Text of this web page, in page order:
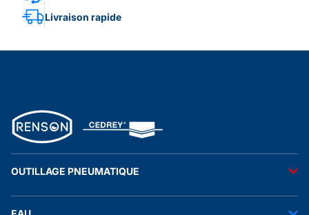
Livraison rapide
OUTILLAGE PNEUMATIQUE